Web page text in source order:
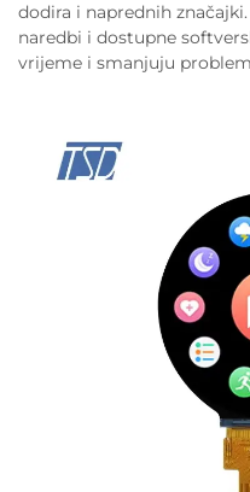
dodira i naprednih
naredbi i dostupne
vrijeme i smanjuju